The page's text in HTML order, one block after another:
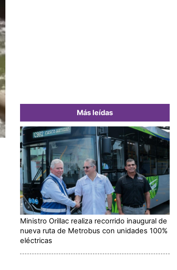
Más leídas
Ministro Orillac realiza recorrido inaugural de
nueva ruta de Metrobus con unidades 100%
eléctricas